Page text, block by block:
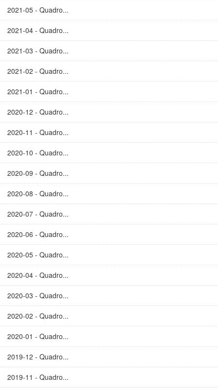
2021-05 - Quadro...
2021-04 - Quadro...
2021-03 - Quadro...
2021-02 - Quadro...
2021-01 - Quadro...
2020-12 - Quadro...
2020-11 - Quadro...
2020-10 - Quadro...
2020-09 - Quadro...
2020-08 - Quadro...
2020-07 - Quadro...
2020-06 - Quadro...
2020-05 - Quadro...
2020-04 - Quadro...
2020-03 - Quadro...
2020-02 - Quadro...
2020-01 - Quadro...
2019-12 - Quadro...
2019-11 - Quadro...